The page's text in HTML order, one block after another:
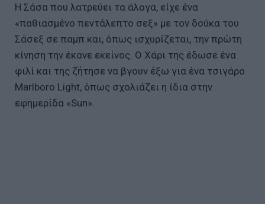
Η Σάσα που λατρεύει τα άλογα, είχε ένα
«παθιασμένο πεντάλεπτο σεξ» με τον δούκα του
Σάσεξ σε παμπ και, όπως ισχυρίζεται, την πρώτη
κίνηση την έκανε εκείνος. Ο Χάρι της έδωσε ένα
φιλί και της ζήτησε να βγουν έξω για ένα τσιγάρο
Marlboro Light, όπως σχολιάζει η ίδια στην
εφημερίδα «Sun».